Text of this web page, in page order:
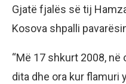
Gjatë fjalës së tij
Kosova shpalli
“Më 17 shkurt 2008,
dita dhe ora kur flamuri